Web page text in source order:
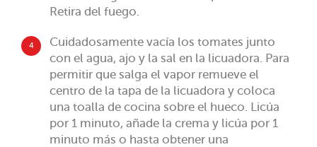
Retira del fuego.
4
Cuidadosamente vacía los tomates junto
con el agua, ajo y la sal en la licuadora. Para
permitir que salga el vapor remueve el
centro de la tapa de la licuadora y coloca
una toalla de cocina sobre el hueco. Licúa
por 1 minuto, añade la crema y licúa por 1
minuto más o hasta obtener una